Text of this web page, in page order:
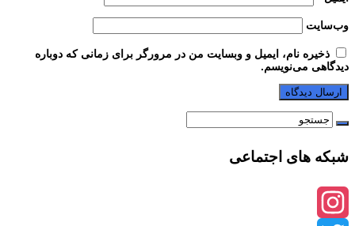
وب‌سایت
ذخیره نام، ایمیل و وبسایت من در مرورگر برای زمانی که دوباره
دیدگاهی می‌نویسم.
شبکه های اجتماعی